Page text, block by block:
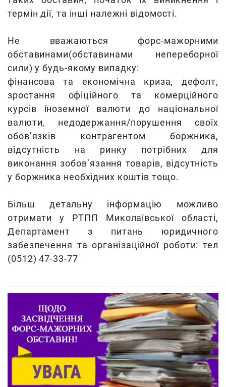
термін дії, та інші належні відомості.
Не вважаються форс-мажорними
обставинами(обставинами непереборної
сили) у будь-якому випадку:
фінансова та економічна криза, дефолт,
зростання офіційного та комерційного
курсів іноземної валюти до національної
валюти, недодержання/порушення своїх
обов’язків контрагентом боржника,
відсутність на ринку потрібних для
виконання зобов’язання товарів, відсутність
у боржника необхідних коштів тощо.
Більш детальну інформацію можливо
отримати у РТПП Миколаївської області,
Департамент з питань юридичного
забезпечення та організаційної роботи: тел
(0512) 47-33-77